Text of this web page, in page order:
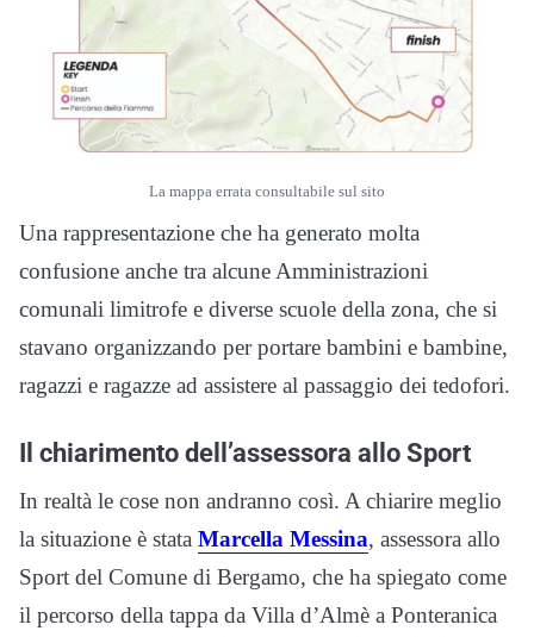
La mappa errata consultabile sul sito
Una rappresentazione che ha generato molta
confusione anche tra alcune Amministrazioni
comunali limitrofe e diverse scuole della zona, che si
stavano organizzando per portare bambini e bambine,
ragazzi e ragazze ad assistere al passaggio dei tedofori.
Il chiarimento dell’assessora allo Sport
In realtà le cose non andranno così. A chiarire meglio
la situazione è stata Marcella Messina, assessora allo
Sport del Comune di Bergamo, che ha spiegato come
il percorso della tappa da Villa d’Almè a Ponteranica